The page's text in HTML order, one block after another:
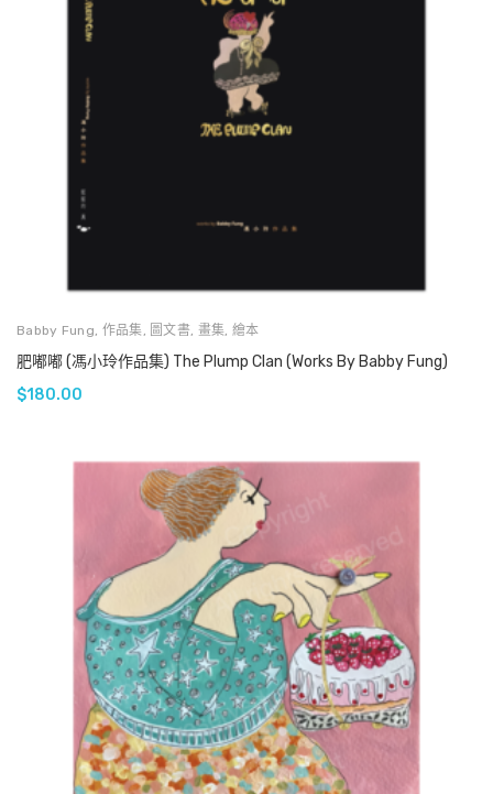
Babby Fung, 作品集, 圖文書, 畫集, 繪本
肥嘟嘟 (馮小玲作品集) The Plump Clan (Works By Babby Fung)
$180.00